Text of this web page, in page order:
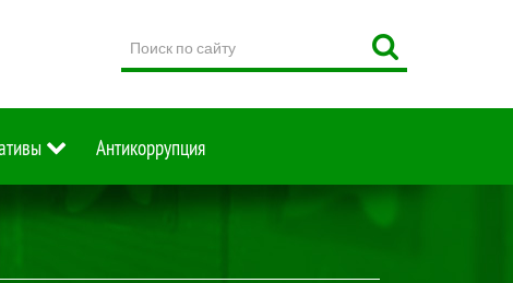
по
сайту
Антикоррупция